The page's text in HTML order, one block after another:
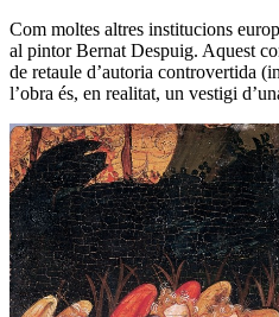
Com moltes altres institucions
al pintor Bernat Despuig. Aquest
de retaule d’autoria controvertida
l’obra és, en realitat, un vestigi